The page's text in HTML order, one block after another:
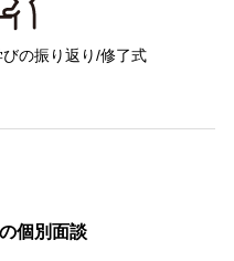
の振り返り/修了式
個別面談